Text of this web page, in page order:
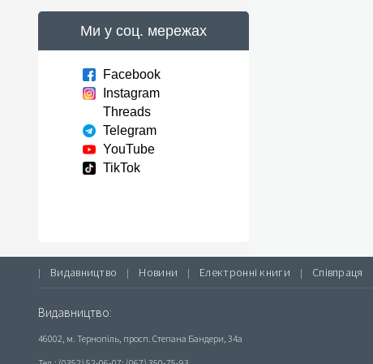
Ми у соц. мережах
Facebook
Instagram
Threads
Telegram
YouTube
TikTok
| Видавництво | Новини | Електронні книги | Співпраця
Видавництво:
46002, м. Тернопіль, просп. Степана Бандери, 34а